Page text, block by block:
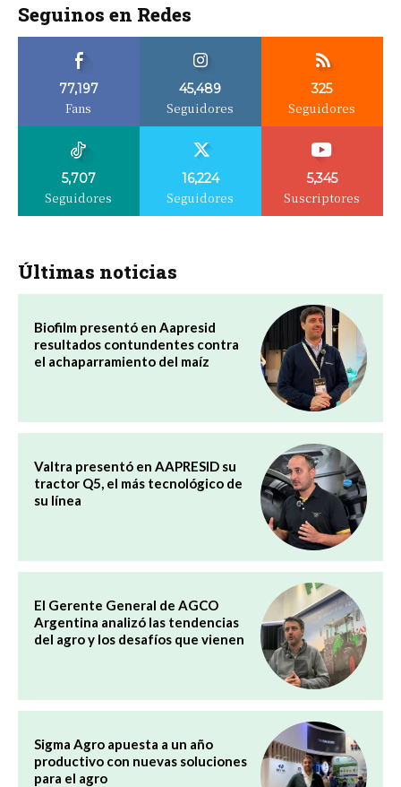
Seguinos en Redes
77,197
Fans
45,489
Seguidores
325
Seguidores
5,707
Seguidores
16,224
Seguidores
5,345
Suscriptores
Últimas noticias
Biofilm presentó en Aapresid
resultados contundentes contra
el achaparramiento del maíz
Valtra presentó en AAPRESID su
tractor Q5, el más tecnológico de
su línea
El Gerente General de AGCO
Argentina analizó las tendencias
del agro y los desafíos que vienen
Sigma Agro apuesta a un año
productivo con nuevas soluciones
para el agro